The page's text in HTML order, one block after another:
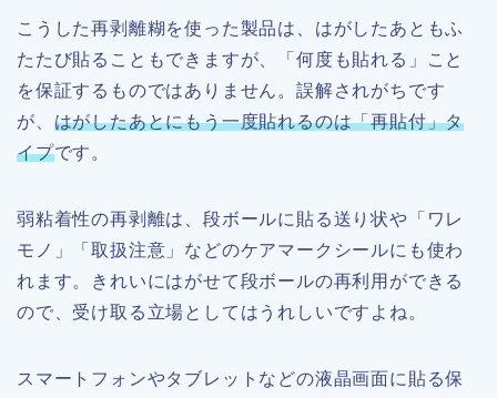
こうした再剥離糊を使った製品は、はがしたあともふ
たたび貼ることもできますが、「何度も貼れる」こと
を保証するものではありません。誤解されがちです
が、 はがしたあとにもう一度貼れるのは「再貼付」タ
イプです。
弱粘着性の再剥離は、段ボールに貼る送り状や「ワレ
モノ」「取扱注意」などのケアマークシールにも使わ
れます。きれいにはがせて段ボールの再利用ができる
ので、受け取る立場としてはうれしいですよね。
スマートフォンやタブレットなどの液晶画面に貼る保